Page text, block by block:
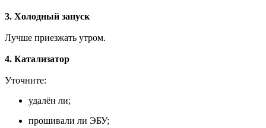
3. Холодный запуск
Лучше приезжать утром.
4. Катализатор
Уточните:
удалён ли;
прошивали ли ЭБУ;